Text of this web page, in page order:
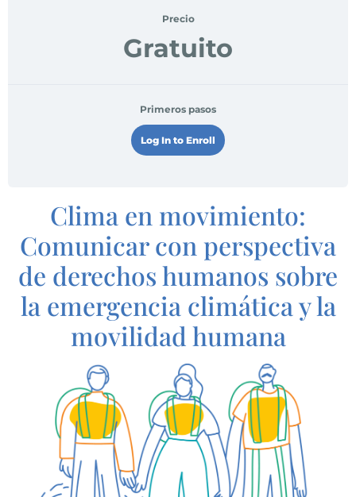
Precio
Gratuito
Primeros pasos
Log In to Enroll
Clima en movimiento:
Comunicar con perspectiva
de derechos humanos sobre
la emergencia climática y la
movilidad humana